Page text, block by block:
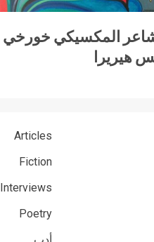
المكسيكي خورخي
هيريرا
Articles
Fiction
Interviews
Poetry